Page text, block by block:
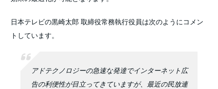
日本テレビの黒崎太郎 取締役常務執行役員は次のようにコメン
トしています。
アドテクノロジーの急速な発達でインターネット広
告の利便性が目立ってきていますが、最近の民放連